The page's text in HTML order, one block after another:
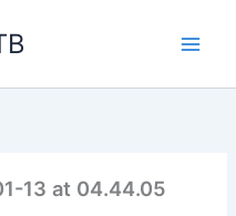
13 at 04.44.05